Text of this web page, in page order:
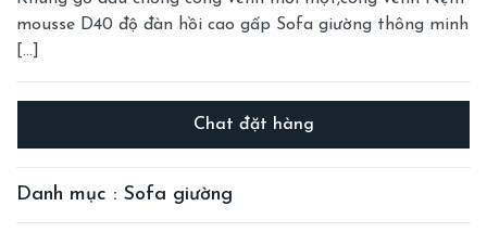
mousse D40 độ đàn hồi cao gấp Sofa giường thông minh
[…]
Danh mục : Sofa giường